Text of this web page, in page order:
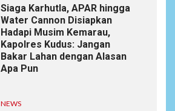
Siaga Karhutla, APAR hingga
Water Cannon Disiapkan
Hadapi Musim Kemarau,
Kapolres Kudus: Jangan
Bakar Lahan dengan Alasan
Apa Pun
NEWS